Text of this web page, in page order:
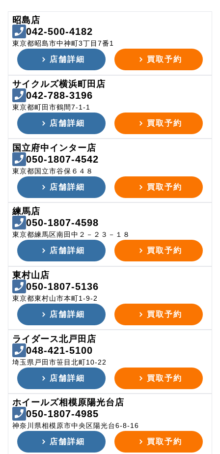
昭島店
042-500-4182
東京都昭島市中神町3丁目7番1
店舗詳細 買取予約
サイクルズ横浜町田店
042-788-3196
東京都町田市鶴間7-1-1
店舗詳細 買取予約
国立府中インター店
050-1807-4542
東京都国立市谷保６４８
店舗詳細 買取予約
練馬店
050-1807-4598
東京都練馬区南田中２－２３－１８
店舗詳細 買取予約
東村山店
050-1807-5136
東京都東村山市本町1-9-2
店舗詳細 買取予約
ライダース北戸田店
048-421-5100
埼玉県戸田市笹目北町10-22
店舗詳細 買取予約
ホイールズ相模原陽光台店
050-1807-4985
神奈川県相模原市中央区陽光台6-8-16
店舗詳細 買取予約